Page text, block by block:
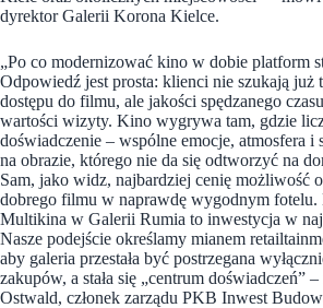
dyrektor Galerii Korona Kielce.
„Po co modernizować kino w dobie platform
Odpowiedź jest prosta: klienci nie szukają już
dostępu do filmu, ale jakości spędzanego
wartości wizyty. Kino wygrywa tam, gdzie
doświadczenie – wspólne emocje, atmosfera i
na obrazie, którego nie da się odtworzyć na
Sam, jako widz, najbardziej cenię możliwość
dobrego filmu w naprawdę wygodnym fotelu.
Multikina w Galerii Rumia to inwestycja w
Nasze podejście określamy mianem
aby galeria przestała być postrzegana
zakupów, a stała się „centrum doświadczeń”
Ostwald, członek zarządu PKB Inwest